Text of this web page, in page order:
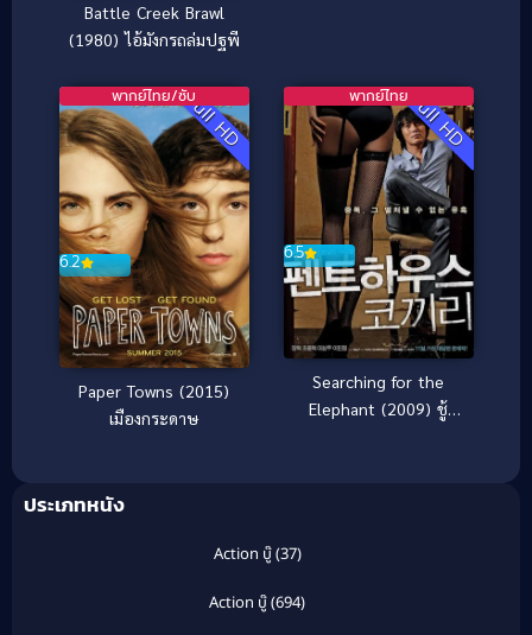
Battle Creek Brawl
(1980) ไอ้มังกรถล่มปฐพี
Full HD
6.2
พากย์ไทย/ซับ
Paper Towns (2015)
เมืองกระดาษ
Full HD
6.5
พากย์ไทย
Searching for the
Elephant (2009) ชู้
ประเภทหนัง
Action บู๊(37)
Action บู๊(694)